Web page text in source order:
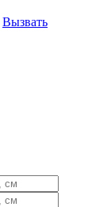
Вызвать